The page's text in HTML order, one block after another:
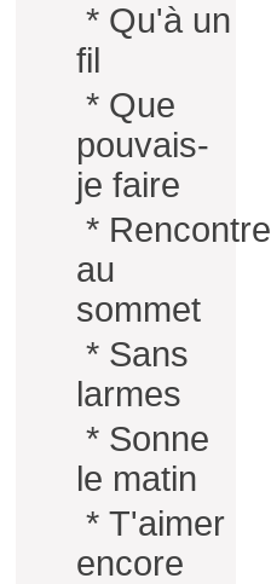
* Qu'à un
fil
* Que
pouvais-
je faire
* Rencontre
au
sommet
* Sans
larmes
* Sonne
le matin
* T'aimer
encore